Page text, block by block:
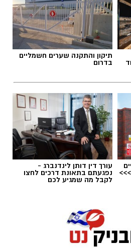
תיקון והתקנה שערים חשמליים
בדרום
עורך דין דותן לינדנברג -
נפגעתם בתאונת דרכים לחצו
לקבל מה שמגיע לכם